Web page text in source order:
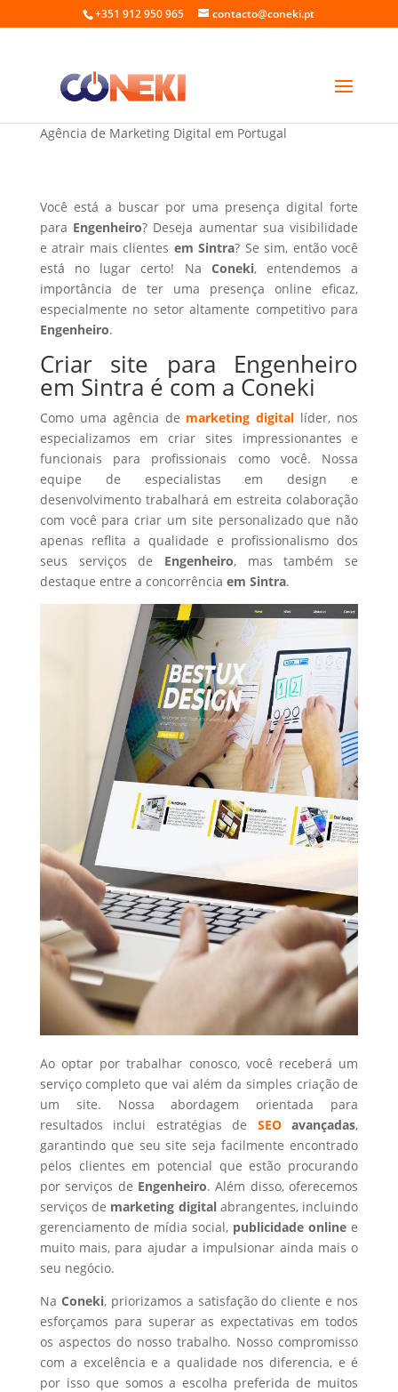
+351 912 950 965 contacto@coneki.pt
Criar site para Engenheiro em Sintra
Agência de Marketing Digital em Portugal
Você está a buscar por uma presença digital forte
para Engenheiro? Deseja aumentar sua visibilidade
e atrair mais clientes em Sintra? Se sim, então você
está no lugar certo! Na Coneki, entendemos a
importância de ter uma presença online eficaz,
especialmente no setor altamente competitivo para
Engenheiro.
Criar site para Engenheiro
em Sintra é com a Coneki
Como uma agência de marketing digital líder, nos
especializamos em criar sites impressionantes e
funcionais para profissionais como você. Nossa
equipe de especialistas em design e
desenvolvimento trabalhará em estreita colaboração
com você para criar um site personalizado que não
apenas reflita a qualidade e profissionalismo dos
seus serviços de Engenheiro, mas também se
destaque entre a concorrência em Sintra.
Ao optar por trabalhar conosco, você receberá um
serviço completo que vai além da simples criação de
um site. Nossa abordagem orientada para
resultados inclui estratégias de SEOavançadas,
garantindo que seu site seja facilmente encontrado
pelos clientes em potencial que estão procurando
por serviços de Engenheiro. Além disso, oferecemos
serviços de marketing digital abrangentes, incluindo
gerenciamento de mídia social, publicidade online e
muito mais, para ajudar a impulsionar ainda mais o
seu negócio.
Na Coneki, priorizamos a satisfação do cliente e nos
esforçamos para superar as expectativas em todos
os aspectos do nosso trabalho. Nosso compromisso
com a excelência e a qualidade nos diferencia, e é
por isso que somos a escolha preferida de muitos